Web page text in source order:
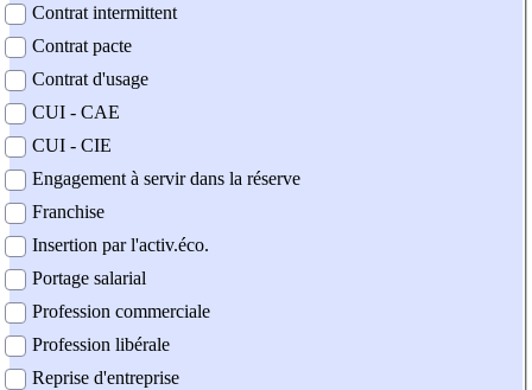
Contrat intermittent
Contrat pacte
Contrat d'usage
CUI - CAE
CUI - CIE
Engagement à servir dans la réserve
Franchise
Insertion par l'activ.éco.
Portage salarial
Profession commerciale
Profession libérale
Reprise d'entreprise